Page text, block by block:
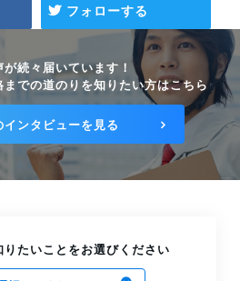
PDCAサイクルを活用して
ベーション創出を後押しし
見える化をサポートします
業の課題解決に尽力しま
フォローする
続々届いています！
での道のりを知りたい方はこちら
インタビューを見る
たいことをお選びください